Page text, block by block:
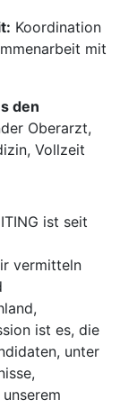
Koordination
mit
den
Oberarzt,
Vollzeit
ist seit
vermitteln
ist es, die
unter